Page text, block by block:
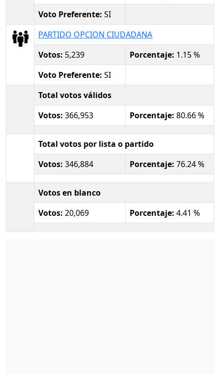
Voto Preferente: SI
PARTIDO OPCION CIUDADANA
Votos: 5,239 Porcentaje: 1.15 %
Voto Preferente: SI
Total votos válidos
Votos: 366,953 Porcentaje: 80.66 %
Total votos por lista o partido
Votos: 346,884 Porcentaje: 76.24 %
Votos en blanco
Votos: 20,069 Porcentaje: 4.41 %